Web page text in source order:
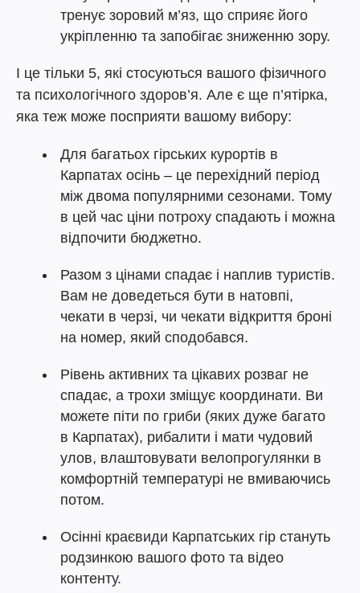
тренує зоровий м’яз, що сприяє його
укріпленню та запобігає зниженню зору.
І це тільки 5, які стосуються вашого фізичного
та психологічного здоров’я. Але є ще п’ятірка,
яка теж може посприяти вашому вибору:
Для багатьох гірських курортів в
Карпатах осінь – це перехідний період
між двома популярними сезонами. Тому
в цей час ціни потроху спадають і можна
відпочити бюджетно.
Разом з цінами спадає і наплив туристів.
Вам не доведеться бути в натовпі,
чекати в черзі, чи чекати відкриття броні
на номер, який сподобався.
Рівень активних та цікавих розваг не
спадає, а трохи зміщує координати. Ви
можете піти по гриби (яких дуже багато
в Карпатах), рибалити і мати чудовий
улов, влаштовувати велопрогулянки в
комфортній температурі не вмиваючись
потом.
Осінні краєвиди Карпатських гір стануть
родзинкою вашого фото та відео
контенту.